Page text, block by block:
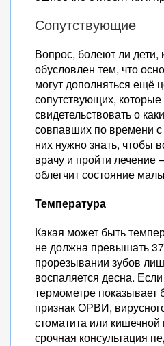
Сопутствующие
Вопрос, болеют ли дети,
обусловлен тем, что
могут дополняться ещё
сопутствующих, которые
свидетельствовать о
совпавших по времени
них нужно знать, чтобы
врачу и пройти лечение
облегчит состояние
Температура
Какая может быть
не должна превышать
прорезывании зубов
воспаляется десна.
термометре показывает
признак ОРВИ,
стоматита или
срочная консультация